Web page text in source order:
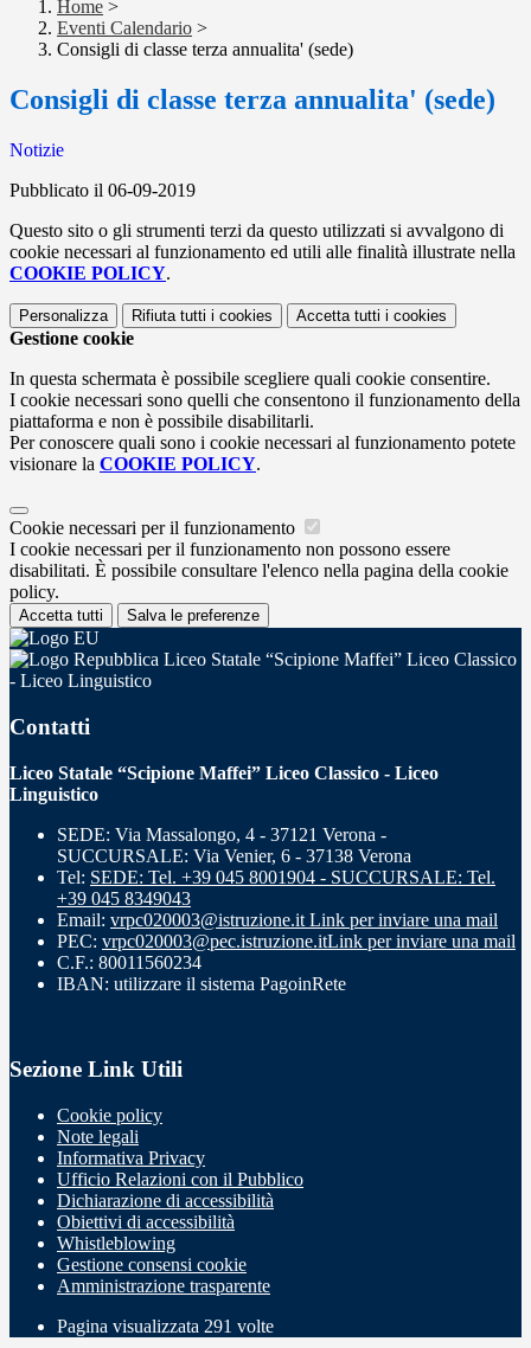
Home >
Eventi Calendario >
Consigli di classe terza annualita' (sede)
Consigli di classe terza annualita' (sede)
Notizie
Pubblicato il 06-09-2019
Questo sito o gli strumenti terzi da questo utilizzati si avvalgono di
cookie necessari al funzionamento ed utili alle finalità illustrate nella
COOKIE POLICY.
Personalizza Rifiuta tutti i cookies Accetta tutti i cookies
Gestione cookie
In questa schermata è possibile scegliere quali cookie consentire.
I cookie necessari sono quelli che consentono il funzionamento della
piattaforma e non è possibile disabilitarli.
Per conoscere quali sono i cookie necessari al funzionamento potete
visionare la COOKIE POLICY.
Cookie necessari per il funzionamento
I cookie necessari per il funzionamento non possono essere
disabilitati. È possibile consultare l'elenco nella pagina della cookie
policy.
Accetta tutti Salva le preferenze
Liceo Statale “Scipione Maffei” Liceo Classico
- Liceo Linguistico
Contatti
Liceo Statale “Scipione Maffei” Liceo Classico - Liceo
Linguistico
SEDE: Via Massalongo, 4 - 37121 Verona -
SUCCURSALE: Via Venier, 6 - 37138 Verona
Tel: SEDE: Tel. +39 045 8001904 - SUCCURSALE: Tel.
+39 045 8349043
Email: vrpc020003@istruzione.it Link per inviare una mail
PEC: vrpc020003@pec.istruzione.itLink per inviare una mail
C.F.: 80011560234
IBAN: utilizzare il sistema PagoinRete
Sezione Link Utili
Cookie policy
Note legali
Informativa Privacy
Ufficio Relazioni con il Pubblico
Dichiarazione di accessibilità
Obiettivi di accessibilità
Whistleblowing
Gestione consensi cookie
Amministrazione trasparente
Pagina visualizzata 291 volte